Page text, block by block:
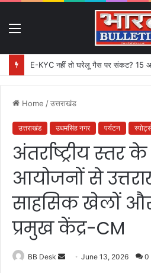
E-KYC नहीं तो घरेलू गैस पर संकट? 15
Home /उत्तराखंड
उत्तराखंड उधमसिंह नगर पर्यटन
अंतर्राष्ट्रीय स्तर
आयोजनों से
साहसिक खेलों
प्रमुख केंद्र-CM
BB Desk June 13, 2026 0